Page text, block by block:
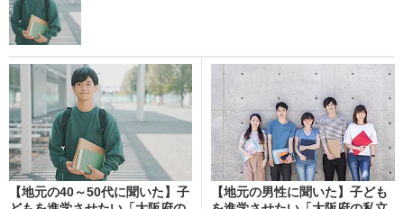
【地元の40～50代に聞いた】子
【地元の男性に聞いた】子ども